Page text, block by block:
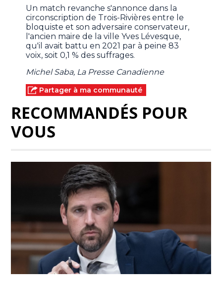
Un match revanche s'annonce dans la
circonscription de Trois-Rivières entre le
bloquiste et son adversaire conservateur,
l'ancien maire de la ville Yves Lévesque,
qu'il avait battu en 2021 par à peine 83
voix, soit 0,1 % des suffrages.
Michel Saba, La Presse Canadienne
Partager à ma communauté
RECOMMANDÉS POUR
VOUS